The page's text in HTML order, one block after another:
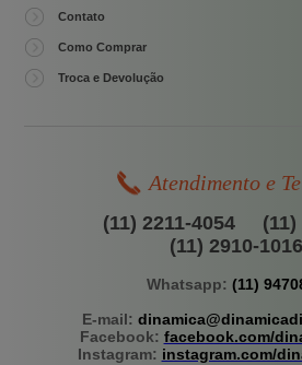
Contato
Como Comprar
Troca e Devolução
Atendimento e
(11) 2211-4054
(11)
(11) 2910-
Whatsapp: (11)
E-mail:
Facebook: facebook.com/
Instagram: instagram.com/